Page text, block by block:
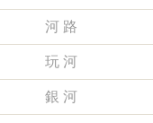
河 路
玩 河
銀 河